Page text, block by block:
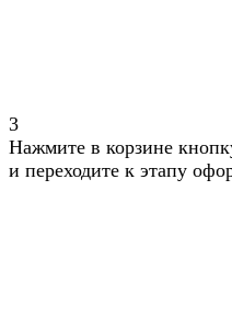
3
Нажмите в корзине
и переходите к